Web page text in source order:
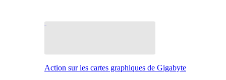
Action sur les cartes graphiques de Gigabyte